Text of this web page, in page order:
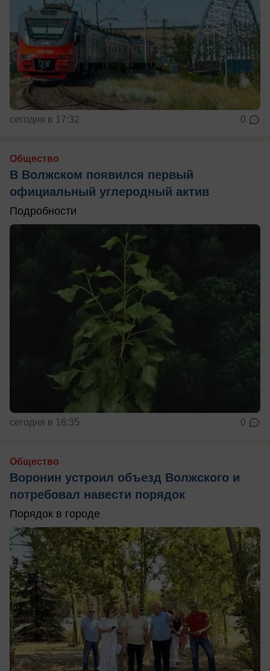
сегодня в 17:32 0
Общество
В Волжском появился первый
официальный углеродный актив
Подробности
сегодня в 16:35 0
Общество
Воронин устроил объезд Волжского и
потребовал навести порядок
Порядок в городе